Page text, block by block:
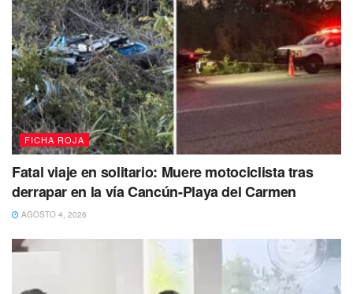
FICHA ROJA
Fatal viaje en solitario: Muere motociclista tras
derrapar en la vía Cancún-Playa del Carmen
AGOSTO 4, 2026